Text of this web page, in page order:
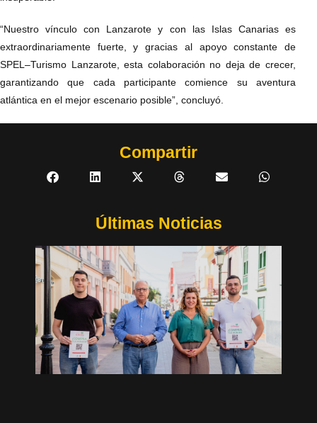
“Nuestro vínculo con Lanzarote y con las Islas Canarias es
extraordinariamente fuerte, y gracias al apoyo constante de
SPEL–Turismo Lanzarote, esta colaboración no deja de crecer,
garantizando que cada participante comience su aventura
atlántica en el mejor escenario posible”, concluyó.
Compartir
Últimas Noticias